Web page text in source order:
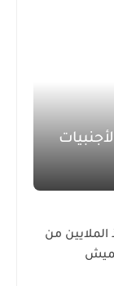
الملايين من